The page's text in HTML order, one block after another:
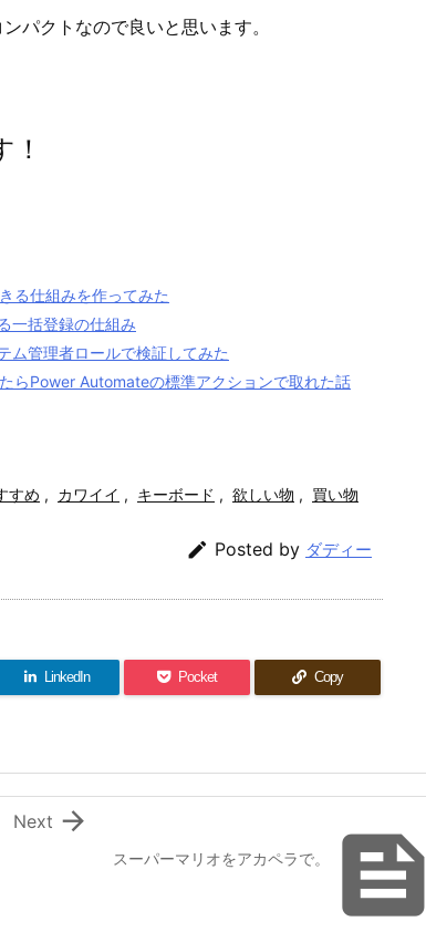
パクトなので良いと思います。
る仕組みを作ってみた
一括登録の仕組み
ム管理者ロールで検証してみた
らPower Automateの標準アクションで取れた話
すめ , カワイイ , キーボード , 欲しい物 , 買い物
 Posted by ダディー
LinkedIn Pocket Copy

スーパーマリオをアカペラで。

Next